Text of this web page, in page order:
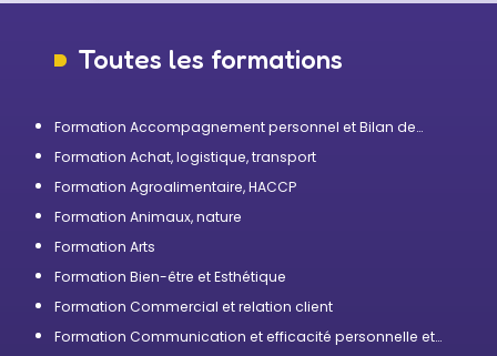
Toutes les formations
Formation Accompagnement personnel et Bilan de
Formation Achat, logistique, transport
Formation Agroalimentaire, HACCP
Formation Animaux, nature
Formation Arts
Formation Bien-être et Esthétique
Formation Commercial et relation client
Formation Communication et efficacité personnelle et